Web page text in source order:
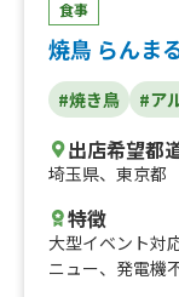
食事
焼鳥 らんま
#焼き鳥 #ア
出店希望都
埼玉県、 東京都
特徴
大型イベント対
ニュー、 発電機